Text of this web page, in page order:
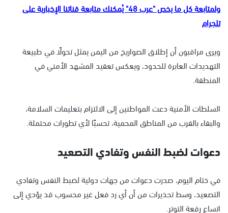
ولمتابعة كل ما يخص "عرب 48" يُمكنك متابعة قناتنا الإخبارية على
تلجرام
ويرى مراقبون أن إطلاق الصواريخ من اليمن يمثل تحولًا في طبيعة
التهديدات العابرة للحدود، ويعكس تعقيد المشهد الأمني في
المنطقة.
السلطات الأمنية دعت المواطنين إلى الالتزام بتعليمات السلامة،
والبقاء بالقرب من المناطق المحمية، تحسبًا لأي تطورات محتملة.
دعوات لضبط النفس وتفادي التصعيد
في ختام اليوم، صدرت دعوات من جهات دولية لضبط النفس وتفادي
التصعيد، وسط تحذيرات من أن أي رد فعل غير محسوب قد يؤدي إلى
اتساع رقعة التوتر.